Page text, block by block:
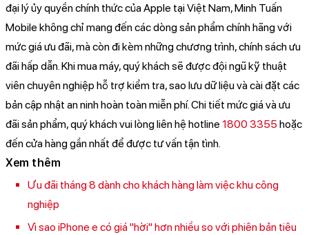
đại lý ủy quyền chính thức của Apple tại Việt Nam, Minh Tuấn
Mobile không chỉ mang đến các dòng sản phẩm chính hãng với
mức giá ưu đãi, mà còn đi kèm những chương trình, chính sách ưu
đãi hấp dẫn. Khi mua máy, quý khách sẽ được đội ngũ kỹ thuật
viên chuyên nghiệp hỗ trợ kiểm tra, sao lưu dữ liệu và cài đặt các
bản cập nhật an ninh hoàn toàn miễn phí. Chi tiết mức giá và ưu
đãi sản phẩm, quý khách vui lòng liên hệ hotline 1800 3355 hoặc
đến cửa hàng gần nhất để được tư vấn tận tình.
Xem thêm
Ưu đãi tháng 8 dành cho khách hàng làm việc khu công
nghiệp
Vì sao iPhone e có giá "hời" hơn nhiều so với phiên bản tiêu